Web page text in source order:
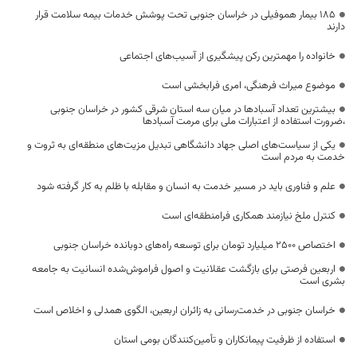
۱۸۵ بیمار هموفیلی در خراسان جنوبی تحت پوشش خدمات بیمه سلامت قرار
دارند
خانواده را مهمترین رکن پیشگیری از آسیب‌های اجتماعی
موضوع میراث فرهنگی، امری فرابخشی است
بیشترین تعداد آسبادها در میان سه استان شرقی کشور در خراسان جنوبی
،ضرورت استفاده از اعتبارات ملی برای مرمت آسبادها
یکی از سیاست‌های اصلی جهاد دانشگاهی تبدیل مزیت‌های منطقه‌ای به ثروت و
خدمت به مردم است
علم و فناوری باید در مسیر خدمت به انسان و مقابله با ظلم به کار گرفته شود
کنترل ملخ نیازمند همکاری فرامنطقه‌ای است
اختصاص 2500 میلیارد تومان برای توسعه راه‌های دوبانده خراسان جنوبی
اربعین فرصتی برای بازگشت عقلانیت و اصول فراموش‌شده انسانیت به جامعه
بشری است
خراسان جنوبی در خدمت‌رسانی به زائران اربعین، الگوی همدلی و اخلاص است
استفاده از ظرفیت پیمانکاران و تأمین‌کنندگان بومی استان